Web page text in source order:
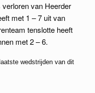
van Heerder
met 1 – 7 uit van
tenslotte heeft
met 2 – 6.
wedstrijden van dit